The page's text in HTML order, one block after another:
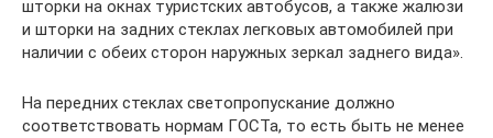
шторки на окнах туристских автобусов, а также жалюзи
и шторки на задних стеклах легковых автомобилей при
наличии с обеих сторон наружных зеркал заднего вида».
На передних стеклах светопропускание должно
соответствовать нормам ГОСТа, то есть быть не менее